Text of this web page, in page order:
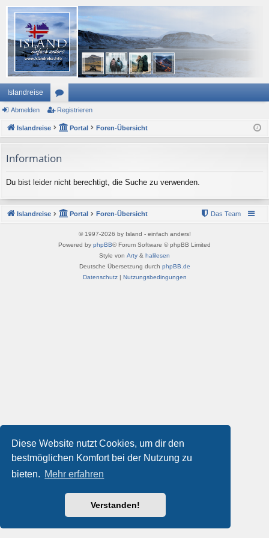
Diese Website nutzt Cookies, um dir den
bestmöglichen Komfort bei der Nutzung zu
bieten. Mehr erfahren
Verstanden!
Islandreise
or
en
Abmelden Registrieren
Islandreise Portal Foren-Übersicht
Information
Du bist leider nicht berechtigt, die Suche zu verwenden.
Islandreise Portal Foren-Übersicht Das Team
© 1997-2026 by Island - einfach anders!
Powered by phpBB® Forum Software © phpBB Limited
Style von Arty & halilesen
Deutsche Übersetzung durch phpBB.de
Datenschutz| Nutzungsbedingungen